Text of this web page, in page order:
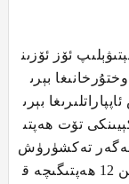
ئۆز ئۆزىن
بېرى
بېرى
تۆت ھەپتى
ئەگەر تەكشۈرۈش
نەتىجىسى مەنپىي بولسا، سەككىز ھەپتىدىن 12 ھەپتىگىچە ق